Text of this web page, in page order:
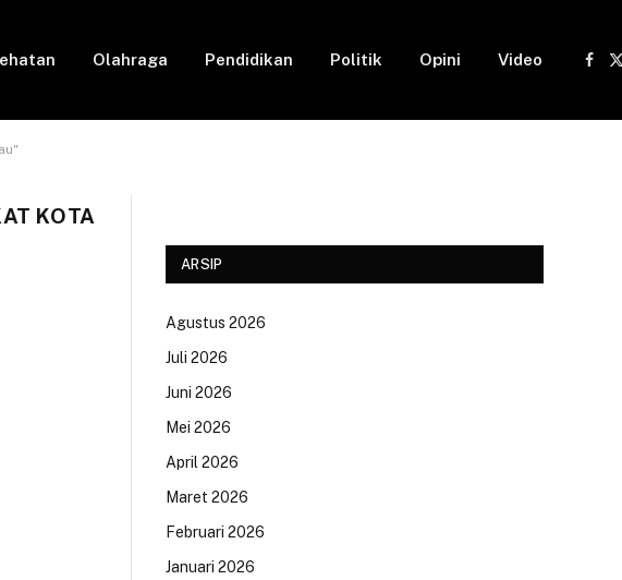
Olahraga Pendidikan Politik Opini Video
KOTA
ARSIP
Agustus 2026
Juli 2026
Juni 2026
Mei 2026
April 2026
Maret 2026
Februari 2026
Januari 2026